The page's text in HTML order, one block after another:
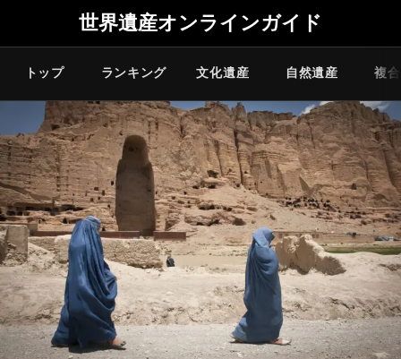
世界遺産オンラインガイド
トップ ランキング 文化遺産 自然遺産 複